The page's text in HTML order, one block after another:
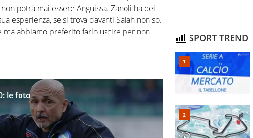
potrà mai essere Anguissa. Zanoli ha dei
esperienza, se si trova davanti Salah non so.
ma abbiamo preferito farlo uscire per non
le foto
SPORT TREND